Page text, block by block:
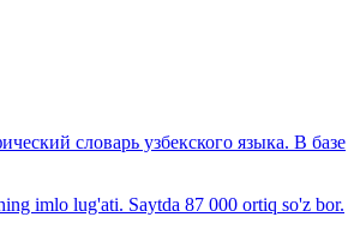
словарь узбекского языка. В базе
imlo lug'ati. Saytda 87 000 ortiq so'z bor.